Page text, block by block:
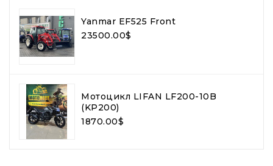
Yanmar EF525 Front
23500.00$
Мотоцикл LIFAN LF200-10B
(KP200)
1870.00$